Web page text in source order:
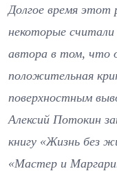
Долгое время этот
некоторые считали
автора в том, что
положительная
поверхностным
Алексий Потокин
книгу «Жизнь без
«Мастер и